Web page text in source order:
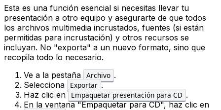
Esta es una función esencial si necesitas llevar tu
presentación a otro equipo y asegurarte de que todos
los archivos multimedia incrustados, fuentes (si están
permitidas para incrustación) y otros recursos se
incluyan. No "exporta" a un nuevo formato, sino que
recopila todo lo necesario.
Ve a la pestaña
Archivo .
Selecciona
Exportar .
Haz clic en Empaquetar presentación para CD .
En la ventana "Empaquetar para CD", haz clic en